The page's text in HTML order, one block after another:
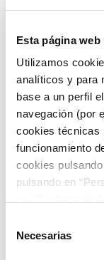
Esta página
Utilizamos
analíticos y para
base a un perfil
navegación (por
cookies técnicas
funcionamiento
cookies
pulsando en
Necesarias
BmwSerie 1